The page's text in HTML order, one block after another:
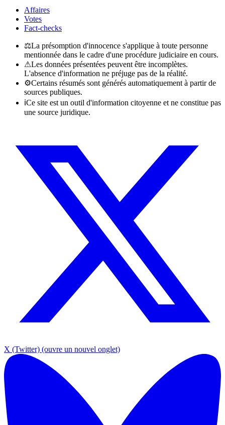
Affaires
Votes
Fact-checks
⚖La présomption d'innocence s'applique à toute personne
mentionnée dans le cadre d'une procédure judiciaire en cours.
⚠Les données présentées peuvent être incomplètes.
L'absence d'information ne préjuge pas de la réalité.
⚙Certains résumés sont générés automatiquement à partir de
sources publiques.
ℹCe site est un outil d'information citoyenne et ne constitue pas
une source juridique.
X (Twitter) (ouvre un nouvel onglet)